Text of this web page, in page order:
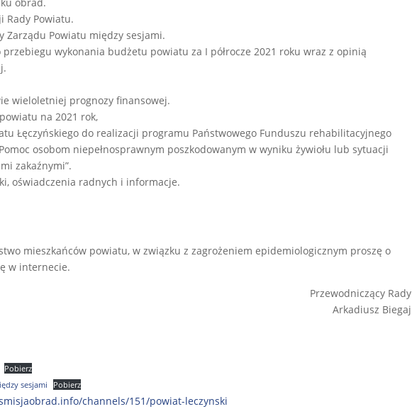
Rady Powiatu.
Zarządu Powiatu między sesjami.
wykonania budżetu powiatu za I półrocze 2021 roku wraz z opinią
wieloletniej prognozy finansowej.
na 2021 rok,
Łęczyńskiego do realizacji programu Państwowego Funduszu rehabilitacyjnego
osobom niepełnosprawnym poszkodowanym w wyniku żywiołu lub sytuacji
zakaźnymi”.
oświadczenia radnych i informacje.
mieszkańców powiatu, w związku z zagrożeniem epidemiologicznym proszę o
w internecie.
Przewodniczący Rady
Arkadiusz Biegaj
Pobierz
sesjami
Pobierz
channels/151/powiat-leczynski